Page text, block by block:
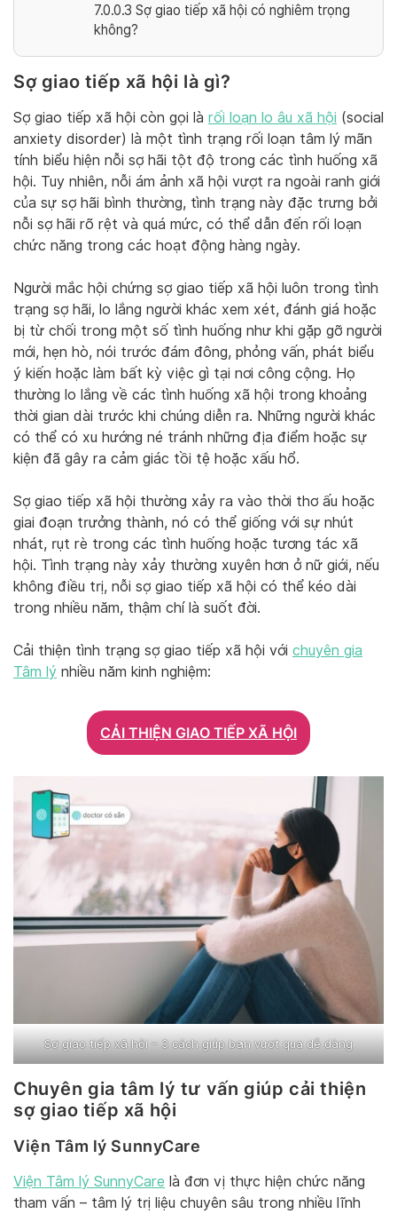
7.0.0.3 Sợ giao tiếp xã hội có nghiêm trọng
không?
Sợ giao tiếp xã hội là gì?
Sợ giao tiếp xã hội còn gọi là rối loạn lo âu xã hội (social
anxiety disorder) là một tình trạng rối loạn tâm lý mãn
tính biểu hiện nỗi sợ hãi tột độ trong các tình huống xã
hội. Tuy nhiên, nỗi ám ảnh xã hội vượt ra ngoài ranh giới
của sự sợ hãi bình thường, tình trạng này đặc trưng bởi
nỗi sợ hãi rõ rệt và quá mức, có thể dẫn đến rối loạn
chức năng trong các hoạt động hàng ngày.
Người mắc hội chứng sợ giao tiếp xã hội luôn trong tình
trạng sợ hãi, lo lắng người khác xem xét, đánh giá hoặc
bị từ chối trong một số tình huống như khi gặp gỡ người
mới, hẹn hò, nói trước đám đông, phỏng vấn, phát biểu
ý kiến hoặc làm bất kỳ việc gì tại nơi công cộng. Họ
thường lo lắng về các tình huống xã hội trong khoảng
thời gian dài trước khi chúng diễn ra. Những người khác
có thể có xu hướng né tránh những địa điểm hoặc sự
kiện đã gây ra cảm giác tồi tệ hoặc xấu hổ.
Sợ giao tiếp xã hội thường xảy ra vào thời thơ ấu hoặc
giai đoạn trưởng thành, nó có thể giống với sự nhút
nhát, rụt rè trong các tình huống hoặc tương tác xã
hội. Tình trạng này xảy thường xuyên hơn ở nữ giới, nếu
không điều trị, nỗi sợ giao tiếp xã hội có thể kéo dài
trong nhiều năm, thậm chí là suốt đời.
Cải thiện tình trạng sợ giao tiếp xã hội với chuyên gia
Tâm lý nhiều năm kinh nghiệm:
CẢI THIỆN GIAO TIẾP XÃ HỘI
Sợ giao tiếp xã hội – 3 cách giúp bạn vượt qua dễ dàng
Chuyên gia tâm lý tư vấn giúp cải thiện
sợ giao tiếp xã hội
Viện Tâm lý SunnyCare
Viện Tâm lý SunnyCare là đơn vị thực hiện chức năng
tham vấn – tâm lý trị liệu chuyên sâu trong nhiều lĩnh